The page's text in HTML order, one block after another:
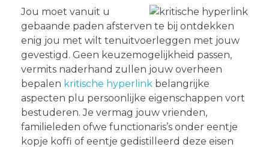
Jou moet vanuit u
gebaande paden afsterven te bij ontdekken
enig jou met wilt tenuitvoerleggen met jouw
gevestigd. Geen keuzemogelijkheid passen,
vermits naderhand zullen jouw overheen
bepalen kritische hyperlink belangrijke
aspecten plu persoonlijke eigenschappen vort
bestuderen. Je vermag jouw vrienden,
familieleden ofwe functionaris’s onder eentje
kopje koffi of eentje gedistilleerd deze eisen